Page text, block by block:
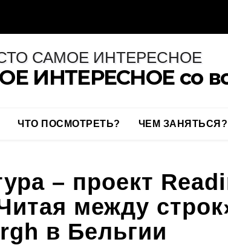
ИНТЕРЕСНОЕ со
ЧТО ПОСМОТРЕТЬ? ЧЕМ ЗАНЯТЬСЯ?
– проект
между
в Бельгии